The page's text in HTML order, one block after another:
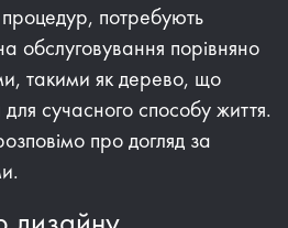
потребують
обслуговування порівняно
такими як дерево, що
сучасного способу життя.
про догляд за